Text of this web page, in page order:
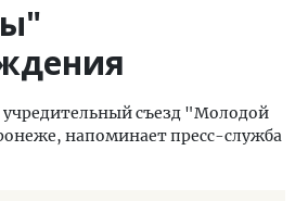
учредительный съезд "Молодой
напоминает пресс-служба